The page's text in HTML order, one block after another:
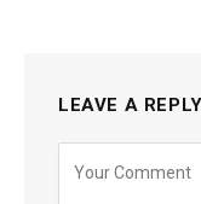
LEAVE A REPLY